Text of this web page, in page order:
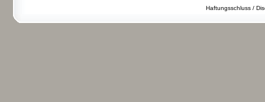
Haftungsschluss /